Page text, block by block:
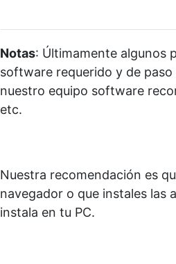
Notas: Últimamente algunos
software requerido y de
nuestro equipo software
etc.
Nuestra recomendación es
navegador o que instales las
instala en tu PC.